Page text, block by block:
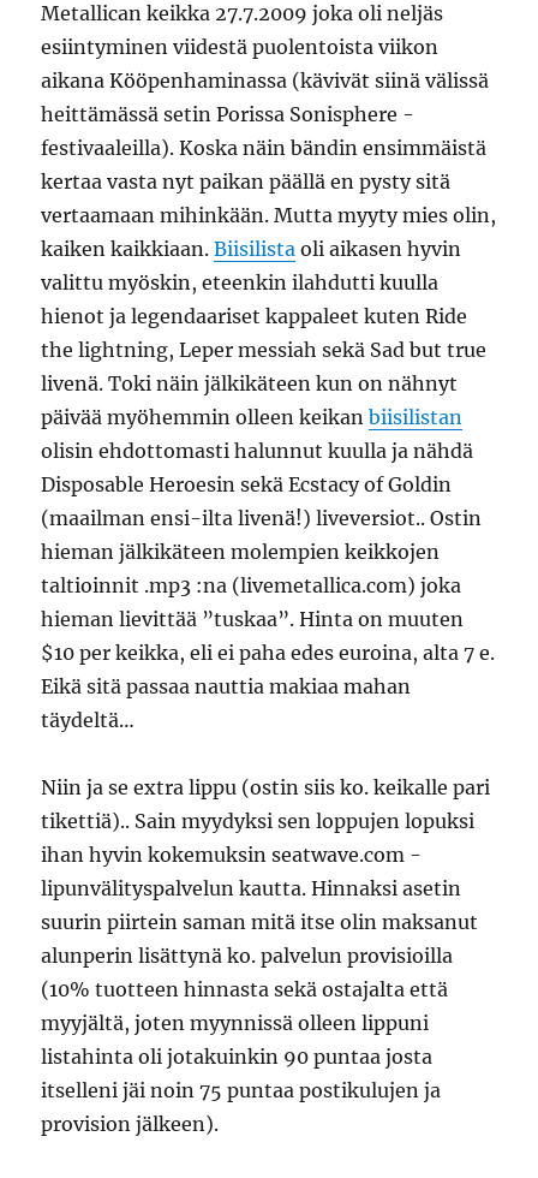
Metallican keikka 27.7.2009 joka oli neljäs
esiintyminen viidestä puolentoista viikon
aikana Kööpenhaminassa (kävivät siinä välissä
heittämässä setin Porissa Sonisphere -
festivaaleilla). Koska näin bändin ensimmäistä
kertaa vasta nyt paikan päällä en pysty sitä
vertaamaan mihinkään. Mutta myyty mies olin,
kaiken kaikkiaan.Biisilista oli aikasen hyvin
valittu myöskin, eteenkin ilahdutti kuulla
hienot ja legendaariset kappaleet kuten Ride
the lightning, Leper messiah sekä Sad but true
livenä. Toki näin jälkikäteen kun on nähnyt
päivää myöhemmin olleen keikanbiisilistan
olisin ehdottomasti halunnut kuulla ja nähdä
Disposable Heroesin sekä Ecstacy of Goldin
(maailman ensi-ilta livenä!) liveversiot.. Ostin
hieman jälkikäteen molempien keikkojen
taltioinnit .mp3 :na (livemetallica.com) joka
hieman lievittää ”tuskaa”. Hinta on muuten
$10 per keikka, eli ei paha edes euroina, alta 7 e.
Eikä sitä passaa nauttia makiaa mahan
täydeltä…
Niin ja se extra lippu (ostin siis ko. keikalle pari
tikettiä).. Sain myydyksi sen loppujen lopuksi
ihan hyvin kokemuksin seatwave.com -
lipunvälityspalvelun kautta. Hinnaksi asetin
suurin piirtein saman mitä itse olin maksanut
alunperin lisättynä ko. palvelun provisioilla
(10% tuotteen hinnasta sekä ostajalta että
myyjältä, joten myynnissä olleen lippuni
listahinta oli jotakuinkin 90 puntaa josta
itselleni jäi noin 75 puntaa postikulujen ja
provision jälkeen).